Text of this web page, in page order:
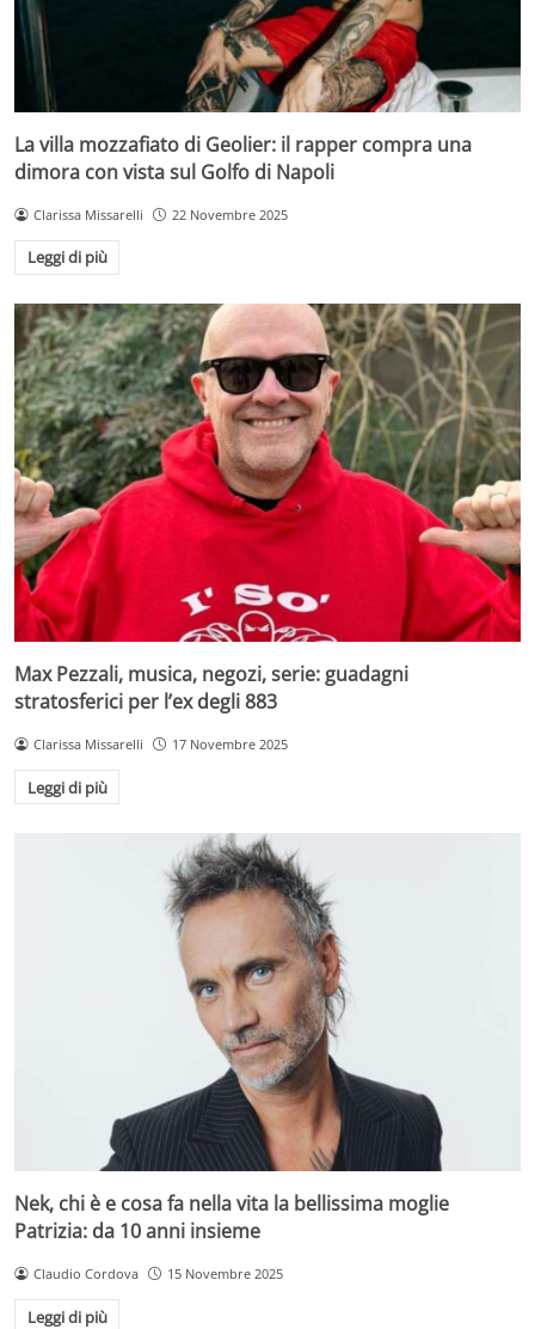
La villa mozzafiato di Geolier: il rapper compra una
dimora con vista sul Golfo di Napoli
Clarissa Missarelli 22 Novembre 2025
Leggi di più
Max Pezzali, musica, negozi, serie: guadagni
stratosferici per l’ex degli 883
Clarissa Missarelli 17 Novembre 2025
Leggi di più
Nek, chi è e cosa fa nella vita la bellissima moglie
Patrizia: da 10 anni insieme
Claudio Cordova 15 Novembre 2025
Leggi di più